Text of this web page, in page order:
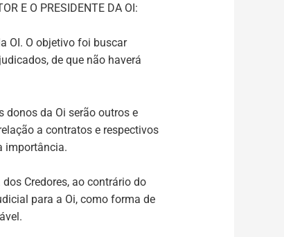
E O PRESIDENTE DA OI:
OI. O objetivo foi buscar
de que não haverá
donos da Oi serão outros e
a contratos e respectivos
importância.
Credores, ao contrário do
para a Oi, como forma de